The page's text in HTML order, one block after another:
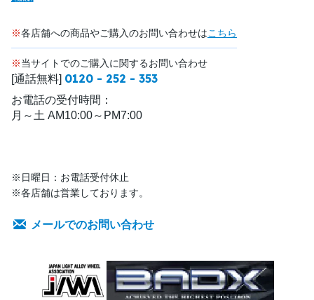
※各店舗への商品やご購入のお問い合わせはこちら
※当サイトでのご購入に関するお問い合わせ
[通話無料] 0120 - 252 - 353
お電話の受付時間：
月～土 AM10:00～PM7:00
※日曜日：お電話受付休止
※各店舗は営業しております。
メールでのお問い合わせ